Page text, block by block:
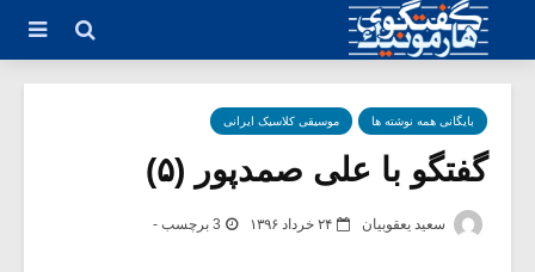
بایگانی همه نوشته ها موسیقی کلاسیک ایرانی
گفتگو با علی صمدپور (۵)
سعید یعقوبیان ۲۴ خرداد ۱۳۹۶ 3 برچسب -